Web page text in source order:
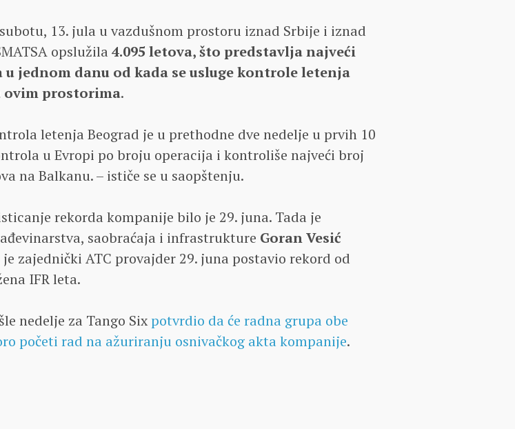
13. jula u vazdušnom prostoru iznad Srbije i iznad
opslužila 4.095 letova, što predstavlja najveći
jednom danu od kada se usluge kontrole letenja
ovim prostorima.
letenja Beograd je u prethodne dve nedelje u prvih 10
u Evropi po broju operacija i kontroliše najveći broj
na Balkanu. – ističe se u saopštenju.
rekorda kompanije bilo je 29. juna. Tada je
saobraćaja i infrastrukture Goran Vesić
zajednički ATC provajder 29. juna postavio rekord od
IFR leta.
nedelje za Tango Sixpotvrdio da će radna grupa obe
početi rad na ažuriranju osnivačkog akta kompanije.